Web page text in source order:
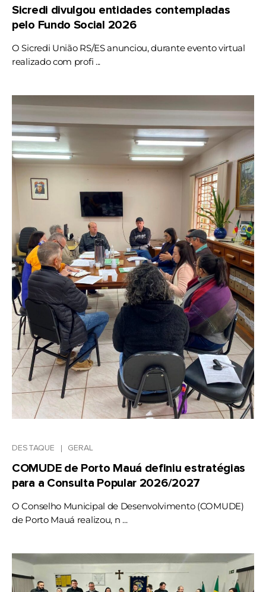
Sicredi divulgou entidades contempladas
pelo Fundo Social 2026
O Sicredi União RS/ES anunciou, durante evento virtual
realizado com profi ...
DESTAQUE GERAL
COMUDE de Porto Mauá definiu estratégias
para a Consulta Popular 2026/2027
O Conselho Municipal de Desenvolvimento (COMUDE)
de Porto Mauá realizou, n ...